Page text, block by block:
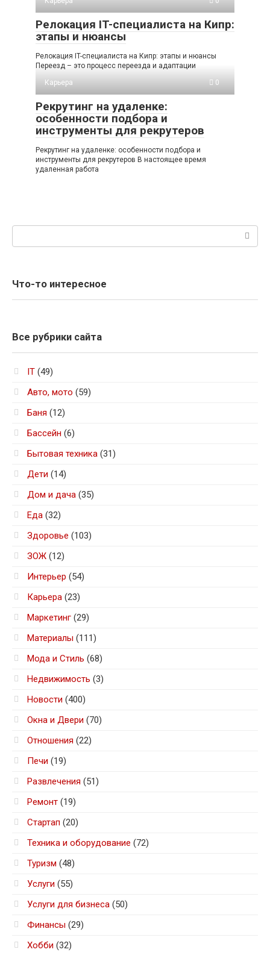
Релокация IT-специалиста на Кипр:
этапы и нюансы
Релокация IT-специалиста на Кипр: этапы и нюансы
Переезд – это процесс переезда и адаптации
Карьера
0
Рекрутинг на удаленке:
особенности подбора и
инструменты для рекрутеров
Рекрутинг на удаленке: особенности подбора и
инструменты для рекрутеров В настоящее время
удаленная работа
Что-то интересное
Все рубрики сайта
IT (49)
Авто, мото (59)
Баня (12)
Бассейн (6)
Бытовая техника (31)
Дети (14)
Дом и дача (35)
Еда (32)
Здоровье (103)
ЗОЖ (12)
Интерьер (54)
Карьера (23)
Маркетинг (29)
Материалы (111)
Мода и Стиль (68)
Недвижимость (3)
Новости (400)
Окна и Двери (70)
Отношения (22)
Печи (19)
Развлечения (51)
Ремонт (19)
Стартап (20)
Техника и оборудование (72)
Туризм (48)
Услуги (55)
Услуги для бизнеса (50)
Финансы (29)
Хобби (32)